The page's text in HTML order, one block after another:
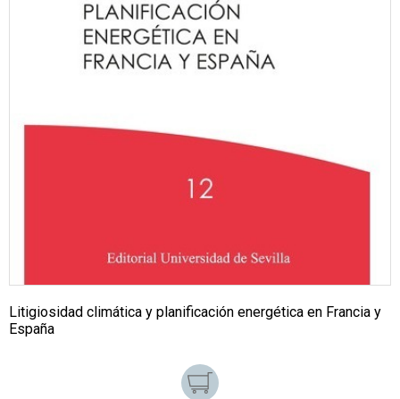
Litigiosidad climática y planificación energética en Francia y
España